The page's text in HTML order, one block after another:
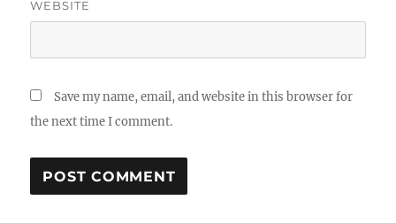
WEBSITE
Save my name, email, and website in this browser for
the next time I comment.